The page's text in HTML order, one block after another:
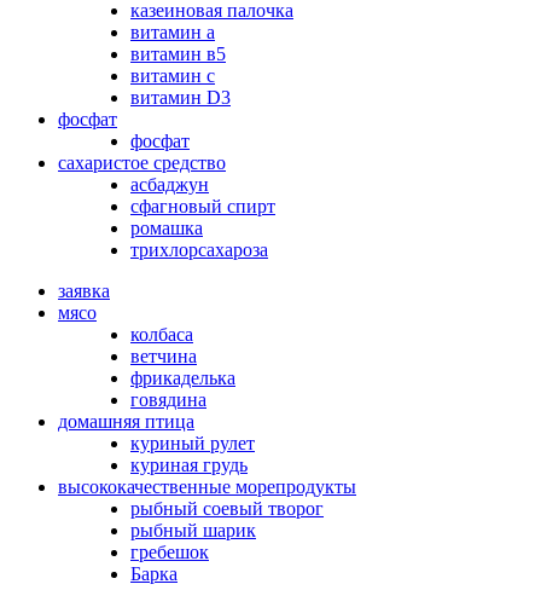
казеиновая палочка
витамин а
витамин в5
витамин с
витамин D3
фосфат
фосфат
сахаристое средство
асбаджун
сфагновый спирт
ромашка
трихлорсахароза
заявка
мясо
колбаса
ветчина
фрикаделька
говядина
домашняя птица
куриный рулет
куриная грудь
высококачественные морепродукты
рыбный соевый творог
рыбный шарик
гребешок
Барка